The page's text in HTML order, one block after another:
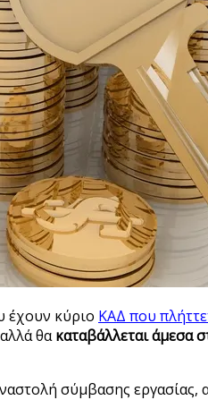
έχουν κύριο ΚΑΔ που
θακαταβάλλεται άμεσα
σύμβασης εργασίας,